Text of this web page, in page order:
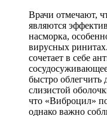
Врачи отмечают,
являются
насморка,
вирусных
сочетает в себе
быстро
слизистой
что «Виброцил»
однако важно